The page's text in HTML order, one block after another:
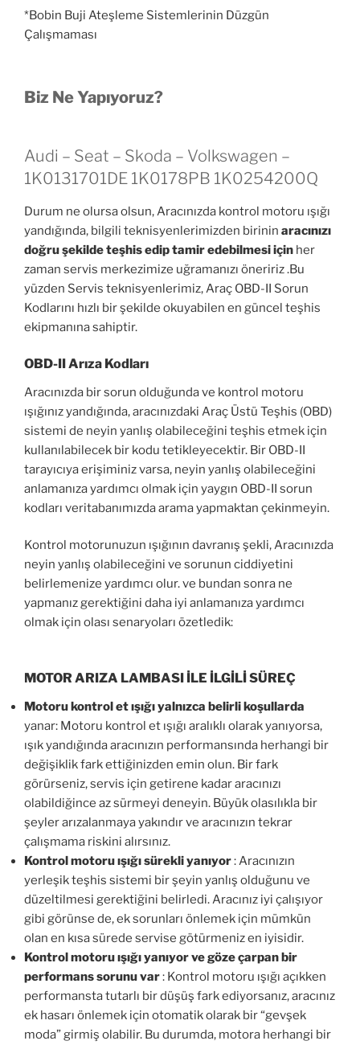
*Bobin Buji Ateşleme Sistemlerinin Düzgün
Çalışmaması
Biz Ne Yapıyoruz?
Audi – Seat – Skoda – Volkswagen –
1K0131701DE 1K0178PB 1K0254200Q
Durum ne olursa olsun, Aracınızda kontrol motoru ışığı
yandığında, bilgili teknisyenlerimizden birinin aracınızı
doğru şekilde teşhis edip tamir edebilmesi için her
zaman servis merkezimize uğramanızı öneririz .Bu
yüzden Servis teknisyenlerimiz, Araç OBD-II Sorun
Kodlarını hızlı bir şekilde okuyabilen en güncel teşhis
ekipmanına sahiptir.
OBD-II Arıza Kodları
Aracınızda bir sorun olduğunda ve kontrol motoru
ışığınız yandığında, aracınızdaki Araç Üstü Teşhis (OBD)
sistemi de neyin yanlış olabileceğini teşhis etmek için
kullanılabilecek bir kodu tetikleyecektir. Bir OBD-II
tarayıcıya erişiminiz varsa, neyin yanlış olabileceğini
anlamanıza yardımcı olmak için yaygın OBD-II sorun
kodları veritabanımızda arama yapmaktan çekinmeyin.
Kontrol motorunuzun ışığının davranış şekli, Aracınızda
neyin yanlış olabileceğini ve sorunun ciddiyetini
belirlemenize yardımcı olur. ve bundan sonra ne
yapmanız gerektiğini daha iyi anlamanıza yardımcı
olmak için olası senaryoları özetledik:
MOTOR ARIZA LAMBASI İLE İLGİLİ SÜREÇ
Motoru kontrol et ışığı yalnızca belirli koşullarda
yanar: Motoru kontrol et ışığı aralıklı olarak yanıyorsa,
ışık yandığında aracınızın performansında herhangi bir
değişiklik fark ettiğinizden emin olun. Bir fark
görürseniz, servis için getirene kadar aracınızı
olabildiğince az sürmeyi deneyin. Büyük olasılıkla bir
şeyler arızalanmaya yakındır ve aracınızın tekrar
çalışmama riskini alırsınız.
Kontrol motoru ışığı sürekli yanıyor: Aracınızın
yerleşik teşhis sistemi bir şeyin yanlış olduğunu ve
düzeltilmesi gerektiğini belirledi. Aracınız iyi çalışıyor
gibi görünse de, ek sorunları önlemek için mümkün
olan en kısa sürede servise götürmeniz en iyisidir.
Kontrol motoru ışığı yanıyor ve göze çarpan bir
performans sorunu var: Kontrol motoru ışığı açıkken
performansta tutarlı bir düşüş fark ediyorsanız, aracınız
ek hasarı önlemek için otomatik olarak bir “gevşek
moda” girmiş olabilir. Bu durumda, motora herhangi bir